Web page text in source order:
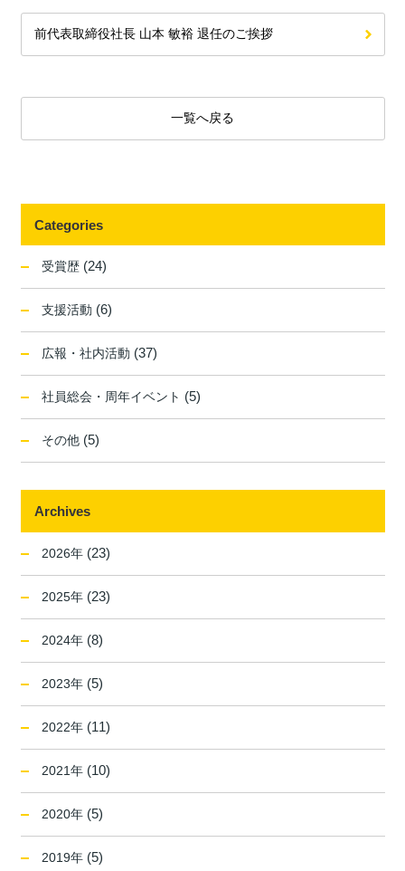
一覧へ戻る
前代表取締役社長 山本 敏裕 退任のご挨拶
Categories
受賞歴 (24)
支援活動 (6)
広報・社内活動 (37)
社員総会・周年イベント (5)
その他 (5)
Archives
2026年 (23)
2025年 (23)
2024年 (8)
2023年 (5)
2022年 (11)
2021年 (10)
2020年 (5)
2019年 (5)